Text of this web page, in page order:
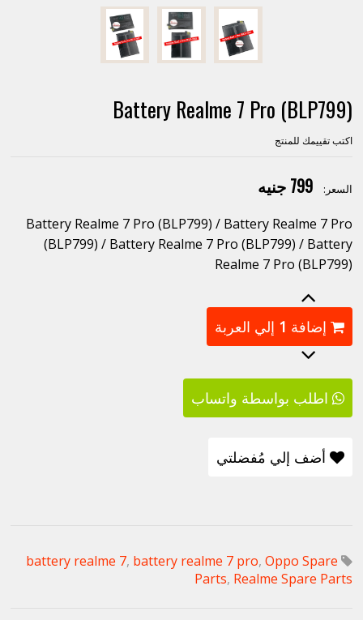
Battery Realme 7 Pro (BLP799)
اكتب تقييمك للمنتج
السعر: 799 جنيه
Battery Realme 7 Pro (BLP799) / Battery Realme 7 Pro
(BLP799) / Battery Realme 7 Pro (BLP799) / Battery
Realme 7 Pro (BLP799)
إضافة 1 إلي العربة
اطلب بواسطة واتساب
أضف إلي مُفضلتي
battery realme 7, battery realme 7 pro, Oppo Spare
Parts, Realme Spare Parts